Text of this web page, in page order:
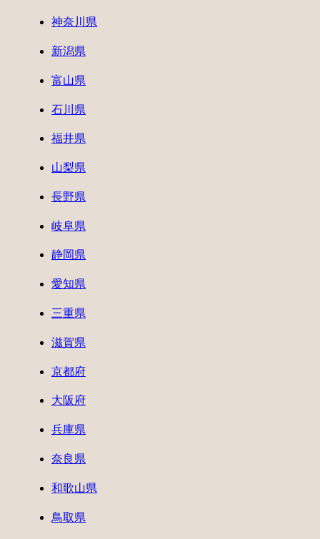
神奈川県
新潟県
富山県
石川県
福井県
山梨県
長野県
岐阜県
静岡県
愛知県
三重県
滋賀県
京都府
大阪府
兵庫県
奈良県
和歌山県
鳥取県